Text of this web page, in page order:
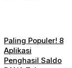
Paling Populer! 8
Aplikasi
Penghasil Saldo